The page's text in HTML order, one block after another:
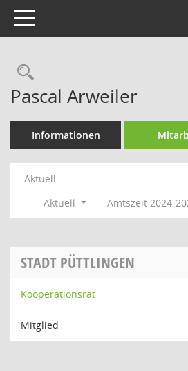
Toggle navigation
Rechercheauswahl
Pascal Arweiler
Informationen
Aktuell
Aktuell
Amtszeit 2024-
STADT PÜTTLINGEN
Kooperationsrat
Mitglied